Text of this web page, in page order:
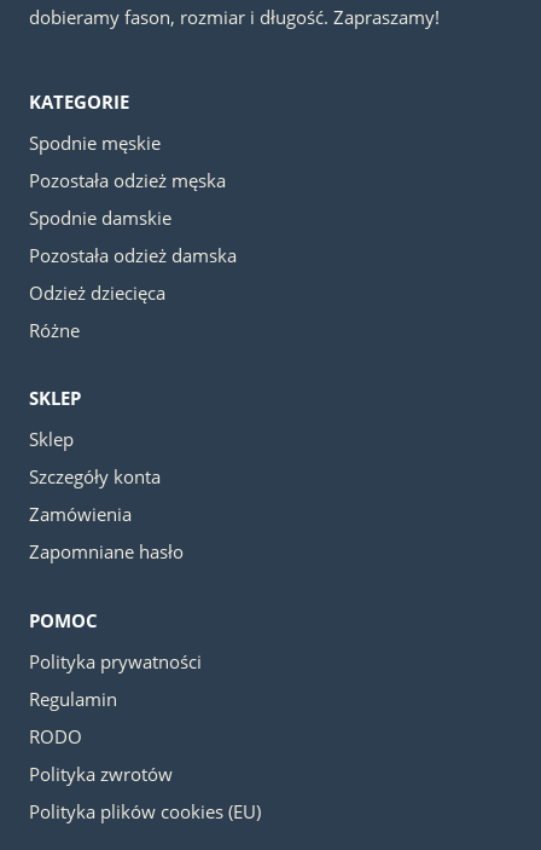
dobieramy fason, rozmiar i długość. Zapraszamy!
KATEGORIE
Spodnie męskie
Pozostała odzież męska
Spodnie damskie
Pozostała odzież damska
Odzież dziecięca
Różne
SKLEP
Sklep
Szczegóły konta
Zamówienia
Zapomniane hasło
POMOC
Polityka prywatności
Regulamin
RODO
Polityka zwrotów
Polityka plików cookies (EU)